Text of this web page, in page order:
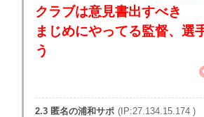
クラブは意見書出すべき
まじめにやってる監督、選
う
2.3 匿名の浦和サポ (IP:27.134.15.174 )